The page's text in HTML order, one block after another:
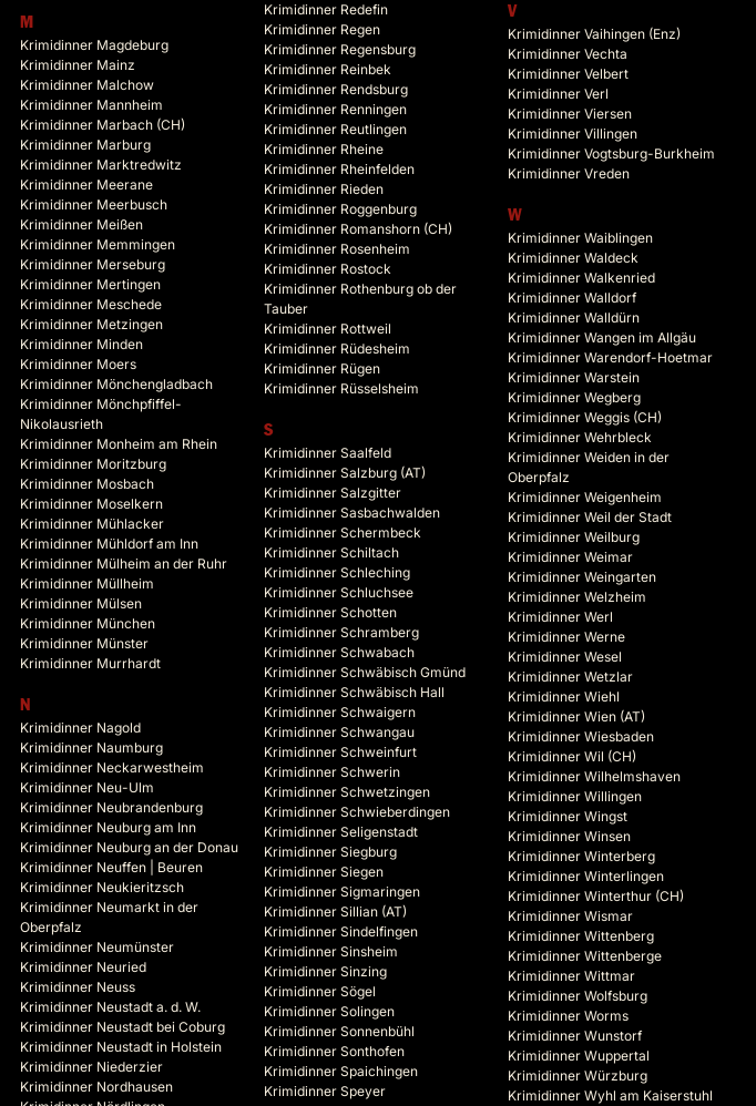
M
Krimidinner Magdeburg
Krimidinner Mainz
Krimidinner Malchow
Krimidinner Mannheim
Krimidinner Marbach (CH)
Krimidinner Marburg
Krimidinner Marktredwitz
Krimidinner Meerane
Krimidinner Meerbusch
Krimidinner Meißen
Krimidinner Memmingen
Krimidinner Merseburg
Krimidinner Mertingen
Krimidinner Meschede
Krimidinner Metzingen
Krimidinner Minden
Krimidinner Moers
Krimidinner Mönchengladbach
Krimidinner Mönchpfiffel-
Nikolausrieth
Krimidinner Monheim am Rhein
Krimidinner Moritzburg
Krimidinner Mosbach
Krimidinner Moselkern
Krimidinner Mühlacker
Krimidinner Mühldorf am Inn
Krimidinner Mülheim an der Ruhr
Krimidinner Müllheim
Krimidinner Mülsen
Krimidinner München
Krimidinner Münster
Krimidinner Murrhardt
N
Krimidinner Nagold
Krimidinner Naumburg
Krimidinner Neckarwestheim
Krimidinner Neu-Ulm
Krimidinner Neubrandenburg
Krimidinner Neuburg am Inn
Krimidinner Neuburg an der Donau
Krimidinner Neuffen | Beuren
Krimidinner Neukieritzsch
Krimidinner Neumarkt in der
Oberpfalz
Krimidinner Neumünster
Krimidinner Neuried
Krimidinner Neuss
Krimidinner Neustadt a. d. W.
Krimidinner Neustadt bei Coburg
Krimidinner Neustadt in Holstein
Krimidinner Niederzier
Krimidinner Nordhausen
Krimidinner Redefin
Krimidinner Regen
Krimidinner Regensburg
Krimidinner Reinbek
Krimidinner Rendsburg
Krimidinner Renningen
Krimidinner Reutlingen
Krimidinner Rheine
Krimidinner Rheinfelden
Krimidinner Rieden
Krimidinner Roggenburg
Krimidinner Romanshorn (CH)
Krimidinner Rosenheim
Krimidinner Rostock
Krimidinner Rothenburg ob der
Tauber
Krimidinner Rottweil
Krimidinner Rüdesheim
Krimidinner Rügen
Krimidinner Rüsselsheim
S
Krimidinner Saalfeld
Krimidinner Salzburg (AT)
Krimidinner Salzgitter
Krimidinner Sasbachwalden
Krimidinner Schermbeck
Krimidinner Schiltach
Krimidinner Schleching
Krimidinner Schluchsee
Krimidinner Schotten
Krimidinner Schramberg
Krimidinner Schwabach
Krimidinner Schwäbisch Gmünd
Krimidinner Schwäbisch Hall
Krimidinner Schwaigern
Krimidinner Schwangau
Krimidinner Schweinfurt
Krimidinner Schwerin
Krimidinner Schwetzingen
Krimidinner Schwieberdingen
Krimidinner Seligenstadt
Krimidinner Siegburg
Krimidinner Siegen
Krimidinner Sigmaringen
Krimidinner Sillian (AT)
Krimidinner Sindelfingen
Krimidinner Sinsheim
Krimidinner Sinzing
Krimidinner Sögel
Krimidinner Solingen
Krimidinner Sonnenbühl
Krimidinner Sonthofen
Krimidinner Spaichingen
Krimidinner Speyer
V
Krimidinner Vaihingen (Enz)
Krimidinner Vechta
Krimidinner Velbert
Krimidinner Verl
Krimidinner Viersen
Krimidinner Villingen
Krimidinner Vogtsburg-Burkheim
Krimidinner Vreden
W
Krimidinner Waiblingen
Krimidinner Waldeck
Krimidinner Walkenried
Krimidinner Walldorf
Krimidinner Walldürn
Krimidinner Wangen im Allgäu
Krimidinner Warendorf-Hoetmar
Krimidinner Warstein
Krimidinner Wegberg
Krimidinner Weggis (CH)
Krimidinner Wehrbleck
Krimidinner Weiden in der
Oberpfalz
Krimidinner Weigenheim
Krimidinner Weil der Stadt
Krimidinner Weilburg
Krimidinner Weimar
Krimidinner Weingarten
Krimidinner Welzheim
Krimidinner Werl
Krimidinner Werne
Krimidinner Wesel
Krimidinner Wetzlar
Krimidinner Wiehl
Krimidinner Wien (AT)
Krimidinner Wiesbaden
Krimidinner Wil (CH)
Krimidinner Wilhelmshaven
Krimidinner Willingen
Krimidinner Wingst
Krimidinner Winsen
Krimidinner Winterberg
Krimidinner Winterlingen
Krimidinner Winterthur (CH)
Krimidinner Wismar
Krimidinner Wittenberg
Krimidinner Wittenberge
Krimidinner Wittmar
Krimidinner Wolfsburg
Krimidinner Worms
Krimidinner Wunstorf
Krimidinner Wuppertal
Krimidinner Würzburg
Krimidinner Wyhl am Kaiserstuhl